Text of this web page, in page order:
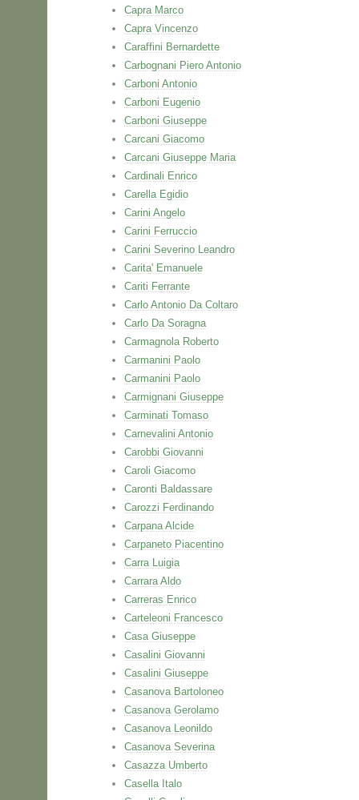
Capra Marco
Capra Vincenzo
Caraffini Bernardette
Carbognani Piero Antonio
Carboni Antonio
Carboni Eugenio
Carboni Giuseppe
Carcani Giacomo
Carcani Giuseppe Maria
Cardinali Enrico
Carella Egidio
Carini Angelo
Carini Ferruccio
Carini Severino Leandro
Carita' Emanuele
Cariti Ferrante
Carlo Antonio Da Coltaro
Carlo Da Soragna
Carmagnola Roberto
Carmanini Paolo
Carmanini Paolo
Carmignani Giuseppe
Carminati Tomaso
Carnevalini Antonio
Carobbi Giovanni
Caroli Giacomo
Caronti Baldassare
Carozzi Ferdinando
Carpana Alcide
Carpaneto Piacentino
Carra Luigia
Carrara Aldo
Carreras Enrico
Carteleoni Francesco
Casa Giuseppe
Casalini Giovanni
Casalini Giuseppe
Casanova Bartoloneo
Casanova Gerolamo
Casanova Leonildo
Casanova Severina
Casazza Umberto
Casella Italo